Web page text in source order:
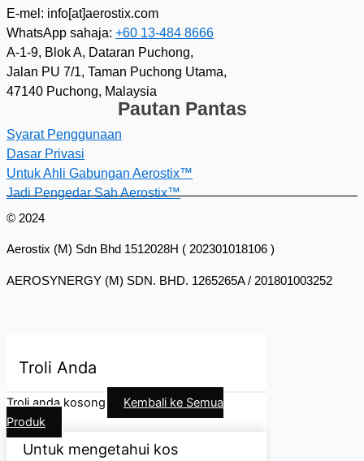
E-mel: info[at]aerostix.com
WhatsApp sahaja: +60 13-484 8666
A-1-9, Blok A, Dataran Puchong,
Jalan PU 7/1, Taman Puchong Utama,
47140 Puchong, Malaysia
Pautan Pantas
Syarat Penggunaan
Dasar Privasi
Untuk Ahli Gabungan Aerostix™
Jadi Pengedar Sah Aerostix™
© 2024
Aerostix (M) Sdn Bhd 1512028H ( 202301018106 )
AEROSYNERGY (M) SDN. BHD. 1265265A / 201801003252
Troli Anda
Troli anda kosong
Kembali ke Semua
Produk
Untuk mengetahui kos